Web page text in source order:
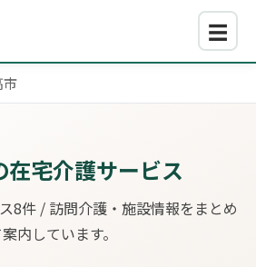
☰
市
在宅介護サービス
8件 / 訪問介護・施設情報をまとめ
内しています。